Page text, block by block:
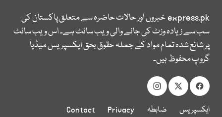
express.pkخبروں اور حالات حاضرہ سے متعلق پاکستان کی
سب سے زیادہ وزٹ کی جانے والی ویب سائٹ ہے۔ اس ویب سائٹ
پر شائع شدہ تمام مواد کے جملہ حقوق بحق ایکسپریس میڈیا
گروپ محفوظ ہیں۔
ایکسپریس
ضابطہ
Privacy
Contact